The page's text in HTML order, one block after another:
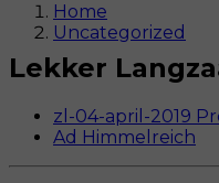
Home
Uncategorized
Lekker
zl-04-april-2019
Ad Himmelreich